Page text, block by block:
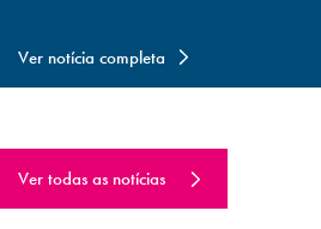
Ver notícia completa
Ver todas as notícias